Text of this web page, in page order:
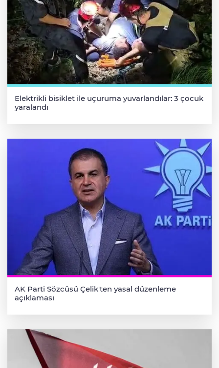
Elektrikli bisiklet ile uçuruma yuvarlandılar: 3 çocuk
yaralandı
AK Parti Sözcüsü Çelik'ten yasal düzenleme
açıklaması